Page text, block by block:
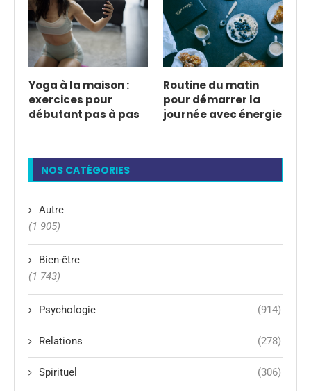
Yoga à la maison :
exercices pour
débutant pas à pas
Routine du matin
pour démarrer la
journée avec énergie
NOS CATÉGORIES
Autre
(1 905)
Bien-être
(1 743)
Psychologie (914)
Relations (278)
Spirituel (306)